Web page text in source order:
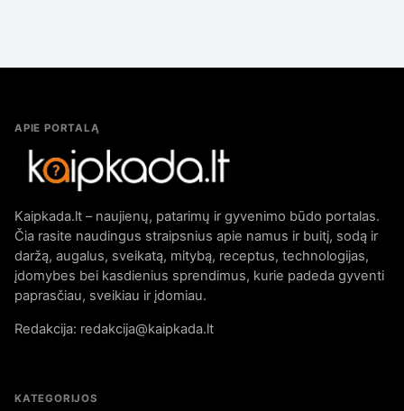
APIE PORTALĄ
Kaipkada.lt – naujienų, patarimų ir gyvenimo būdo portalas.
Čia rasite naudingus straipsnius apie namus ir buitį, sodą ir
daržą, augalus, sveikatą, mitybą, receptus, technologijas,
įdomybes bei kasdienius sprendimus, kurie padeda gyventi
paprasčiau, sveikiau ir įdomiau.
Redakcija: redakcija@kaipkada.lt
KATEGORIJOS